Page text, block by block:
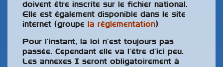
doivent être inscrite sur le fichier national.
Elle est également disponible dans le site
internet (groupe
la règlementation)
Pour l’instant, la loi n’est toujours pas
passée. Cependant elle va l’être d’ici peu.
Les annexes I seront obligatoirement à